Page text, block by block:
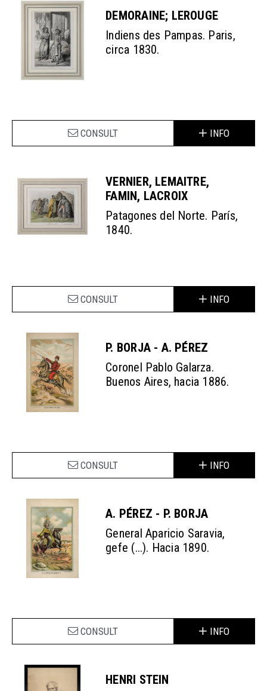
DEMORAINE; LEROUGE
Indiens des Pampas. Paris,
circa 1830.
CONSULT INFO
VERNIER, LEMAITRE,
FAMIN, LACROIX
Patagones del Norte. París,
1840.
CONSULT INFO
P. BORJA - A. PÉREZ
Coronel Pablo Galarza.
Buenos Aires, hacia 1886.
CONSULT INFO
A. PÉREZ - P. BORJA
General Aparicio Saravia,
gefe (...). Hacia 1890.
CONSULT INFO
HENRI STEIN